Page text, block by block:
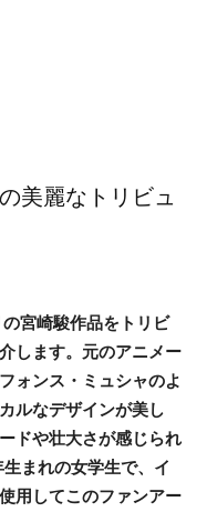
美麗なトリビュ
宮崎駿作品をトリビ
します。元のアニメー
ォンス・ミュシャのよ
ルなデザインが美し
ドや壮大さが感じられ
まれの女学生で、イ
用してこのファンアー